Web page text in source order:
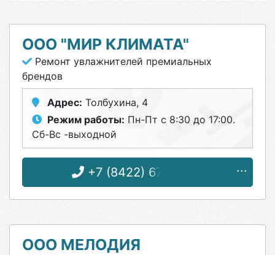
ООО "МИР КЛИМАТА"
Ремонт увлажнителей премиальных
брендов
Адрес: Толбухина, 4
Режим работы: Пн-Пт с 8:30 до 17:00.
Сб-Вс -выходной
+7 (8422) 67-20-38
ООО МЕЛОДИЯ